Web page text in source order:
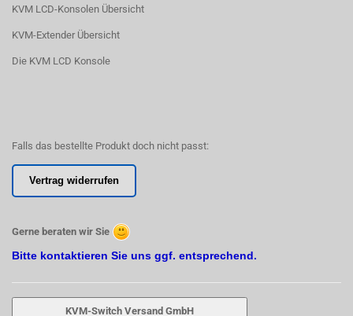
KVM LCD-Konsolen Übersicht
KVM-Extender Übersicht
Die KVM LCD Konsole
Falls das bestellte Produkt doch nicht passt:
Vertrag widerrufen
Gerne beraten wir Sie
Bitte kontaktieren Sie uns ggf. entsprechend.
KVM-Switch Versand GmbH